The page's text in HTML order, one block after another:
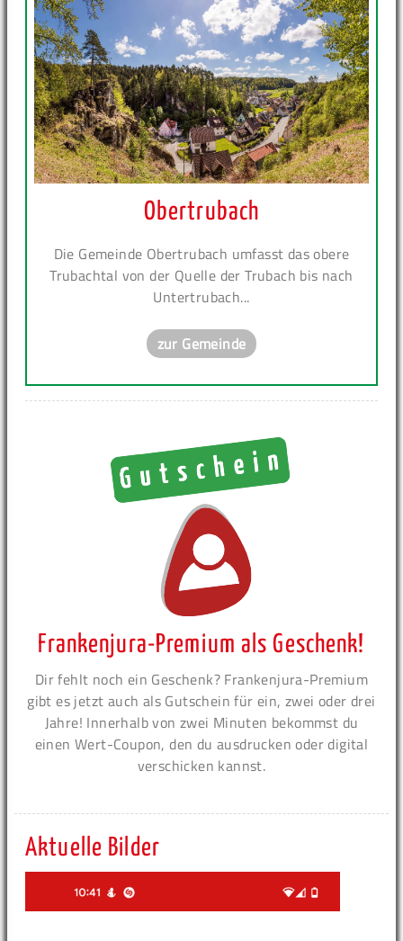
Obertrubach
Die Gemeinde Obertrubach umfasst das obere
Trubachtal von der Quelle der Trubach bis nach
Untertrubach...
zur Gemeinde
Frankenjura-Premium als Geschenk!
Dir fehlt noch ein Geschenk? Frankenjura-Premium
gibt es jetzt auch als Gutschein für ein, zwei oder drei
Jahre! Innerhalb von zwei Minuten bekommst du
einen Wert-Coupon, den du ausdrucken oder digital
verschicken kannst.
Aktuelle Bilder